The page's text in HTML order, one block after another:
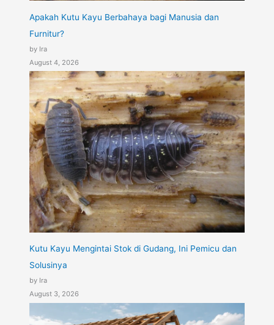
Apakah Kutu Kayu Berbahaya bagi Manusia dan
Furnitur?
by Ira
August 4, 2026
Kutu Kayu Mengintai Stok di Gudang, Ini Pemicu dan
Solusinya
by Ira
August 3, 2026